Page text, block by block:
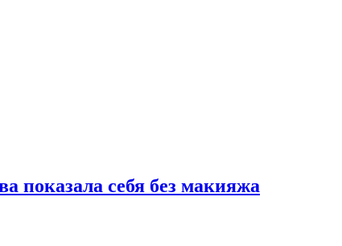
показала себя без макияжа